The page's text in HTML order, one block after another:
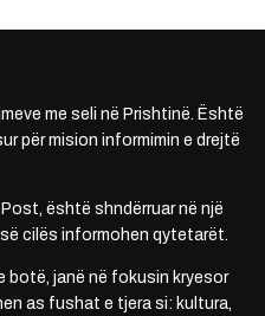
me seli në Prishtinë. Është
për mision informimin e drejtë
është shndërruar në një
cilës informohen qytetarët.
botë, janë në fokusin kryesor
as fushat e tjera si: kultura,